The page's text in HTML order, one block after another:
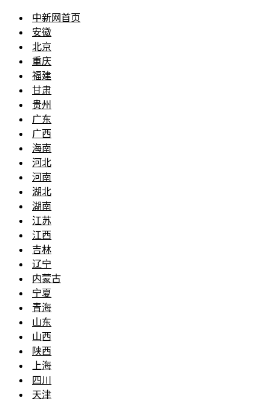
中新网首页
安徽
北京
重庆
福建
甘肃
贵州
广东
广西
海南
河北
河南
湖北
湖南
江苏
江西
吉林
辽宁
内蒙古
宁夏
青海
山东
山西
陕西
上海
四川
天津